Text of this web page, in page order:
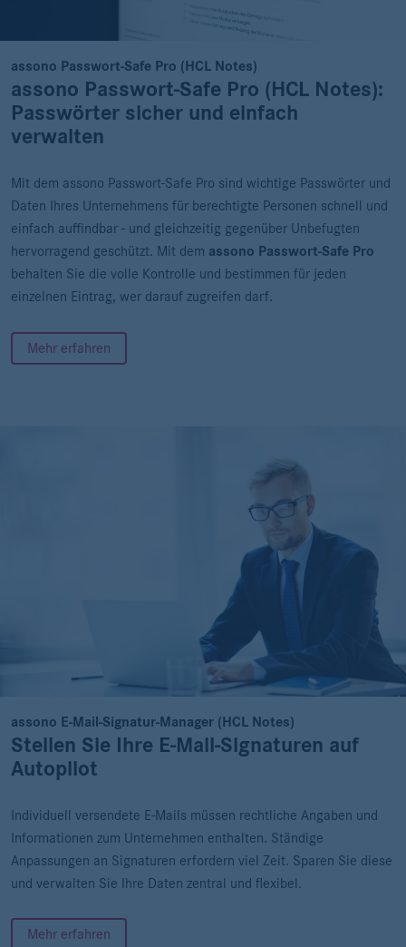
assono Passwort-Safe Pro (HCL Notes)
assono Passwort-Safe Pro (HCL Notes):
Passwörter sicher und einfach
verwalten
Mit dem assono Passwort-Safe Pro sind wichtige Passwörter und
Daten Ihres Unternehmens für berechtigte Personen schnell und
einfach auffindbar - und gleichzeitig gegenüber Unbefugten
hervorragend geschützt. Mit dem assono Passwort-Safe Pro
behalten Sie die volle Kontrolle und bestimmen für jeden
einzelnen Eintrag, wer darauf zugreifen darf.
Mehr erfahren
assono E-Mail-Signatur-Manager (HCL Notes)
Stellen Sie Ihre E-Mail-Signaturen auf
Autopilot
Individuell versendete E-Mails müssen rechtliche Angaben und
Informationen zum Unternehmen enthalten. Ständige
Anpassungen an Signaturen erfordern viel Zeit. Sparen Sie diese
und verwalten Sie Ihre Daten zentral und flexibel.
Mehr erfahren